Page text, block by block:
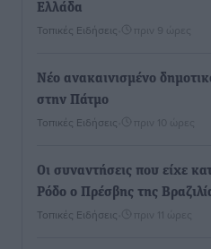
Ελλάδα
Τοπικές Ειδήσεις πριν 9 ώρες
Νέο ανακαινισμένο
στην Πάτμο
Τοπικές Ειδήσεις πριν 10 ώρες
Οι συναντήσεις που είχε
Ρόδο ο Πρέσβης της
Τοπικές Ειδήσεις πριν 11 ώρες